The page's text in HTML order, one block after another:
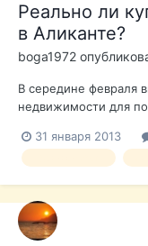
Реально ли
в Аликанте?
boga1972
В середине февраля
недвижимости для
31 января 2013